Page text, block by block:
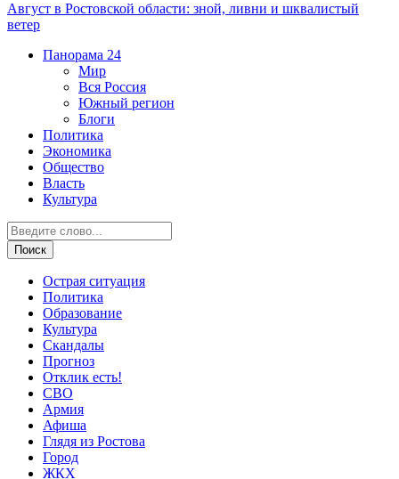
Август в Ростовской области: зной, ливни и шквалистый
ветер
Панорама 24
Мир
Вся Россия
Южный регион
Блоги
Политика
Экономика
Общество
Власть
Культура
Острая ситуация
Политика
Образование
Культура
Скандалы
Прогноз
Отклик есть!
СВО
Армия
Афиша
Глядя из Ростова
Город
ЖКХ